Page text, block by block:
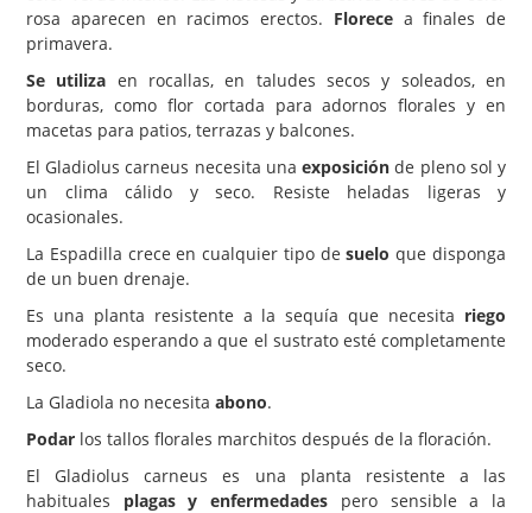
Arbustos y Trepadoras
Cactus y Suculentas
rosa aparecen en racimos erectos. Florecea finales de
primavera.
Se utiliza en rocallas, en taludes secos y soleados, en
borduras, como flor cortada para adornos florales y en
macetas para patios, terrazas y balcones.
El Gladiolus carneus necesita unaexposición de pleno sol y
un clima cálido y seco. Resiste heladas ligeras y
ocasionales.
La Espadilla crece en cualquier tipo desuelo que disponga
de un buen drenaje.
Es una planta resistente a la sequía que necesita riego
moderado esperando a que el sustrato esté completamente
seco.
La Gladiola no necesita abono.
Podar los tallos florales marchitos después de la floración.
El Gladiolus carneus es una planta resistente a las
habituales plagas y enfermedades pero sensible a la